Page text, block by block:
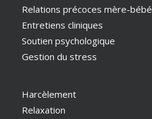
Relations précoces mère-bébé
Entretiens cliniques
Soutien psychologique
Gestion du stress
Harcèlement
Relaxation